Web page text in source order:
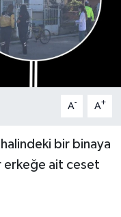
A- A+
halindeki bir binaya
erkeğe ait ceset